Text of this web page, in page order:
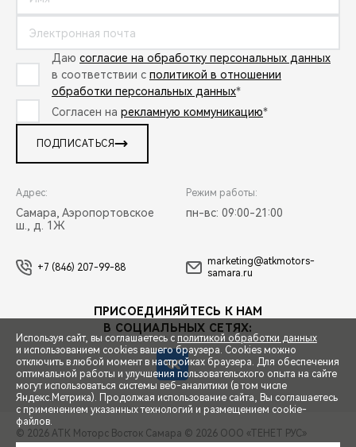
СПЕЦПРЕДЛОЖЕНИЯ
ЗАПИСЬ НА ТЕСТ-ДРАЙВ
Даю согласие на обработку персональных данных
в соответствии с политикой в отношении
обработки персональных данных*
Согласен на рекламную коммуникацию*
ПОДПИСАТЬСЯ
Адрес:
Самара, Аэропортовское
ш., д. 1Ж
Режим работы:
пн-вс: 09:00-21:00
+7 (846) 207-99-88
marketing@atkmotors-
samara.ru
ПРИСОЕДИНЯЙТЕСЬ К НАМ
В СОЦИАЛЬНЫХ СЕТЯХ:
© 2026 АТК Моторс Восток Самара © 2026 ООО «ТЕНЕТ РУС»
Используя сайт, вы соглашаетесь с политикой обработки данных
и использованием cookies вашего браузера. Cookies можно
отключить в любой момент в настройках браузера. Для обеспечения
оптимальной работы и улучшения пользовательского опыта на сайте
могут использоваться системы веб-аналитики (в том числе
Яндекс.Метрика). Продолжая использование сайта, Вы соглашаетесь
с применением указанных технологий и размещением cookie-
файлов.